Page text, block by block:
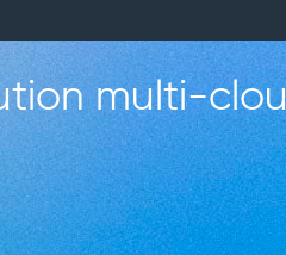
multi-